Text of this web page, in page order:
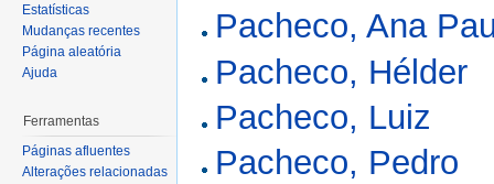
Pacheco, Ana
Pacheco, Hélder
Pacheco, Luiz
Pacheco, Pedro
Estatísticas
Mudanças recentes
Página aleatória
Ajuda
Ferramentas
Páginas afluentes
Alterações relacionadas